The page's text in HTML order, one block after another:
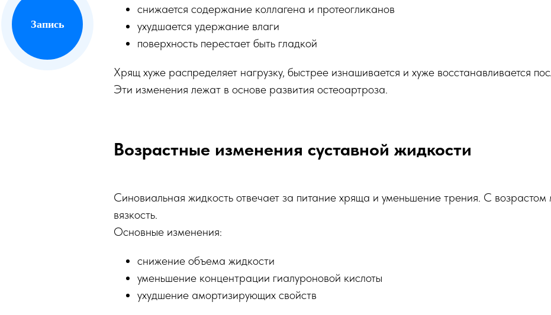
снижается содержание коллагена и протеогликанов
ухудшается удержание влаги
поверхность перестает быть гладкой
Хрящ хуже распределяет нагрузку, быстрее изнашивается и хуже восстанавливается
Эти изменения лежат в основе развития остеоартроза.
Возрастные изменения суставной жидкости
Синовиальная жидкость отвечает за питание хряща и уменьшение трения. С возрастом
вязкость.
Основные изменения:
снижение объема жидкости
уменьшение концентрации гиалуроновой кислоты
ухудшение амортизирующих свойств
Запись